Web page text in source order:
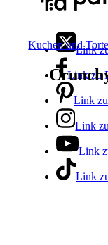
Link
Link zu
Link
Link
Link
Link
Kuchen und